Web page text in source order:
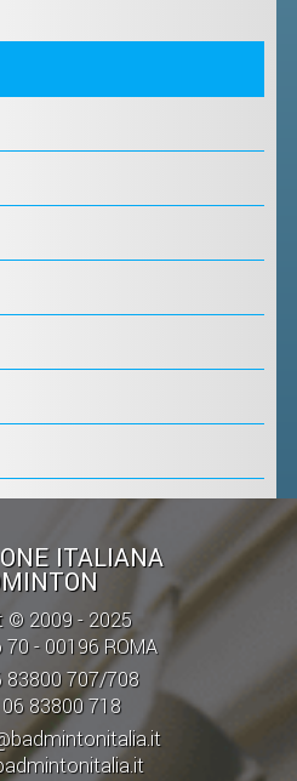
ITALIANA
© 2009 - 2025
- 00196 ROMA
83800 707/708
83800 718